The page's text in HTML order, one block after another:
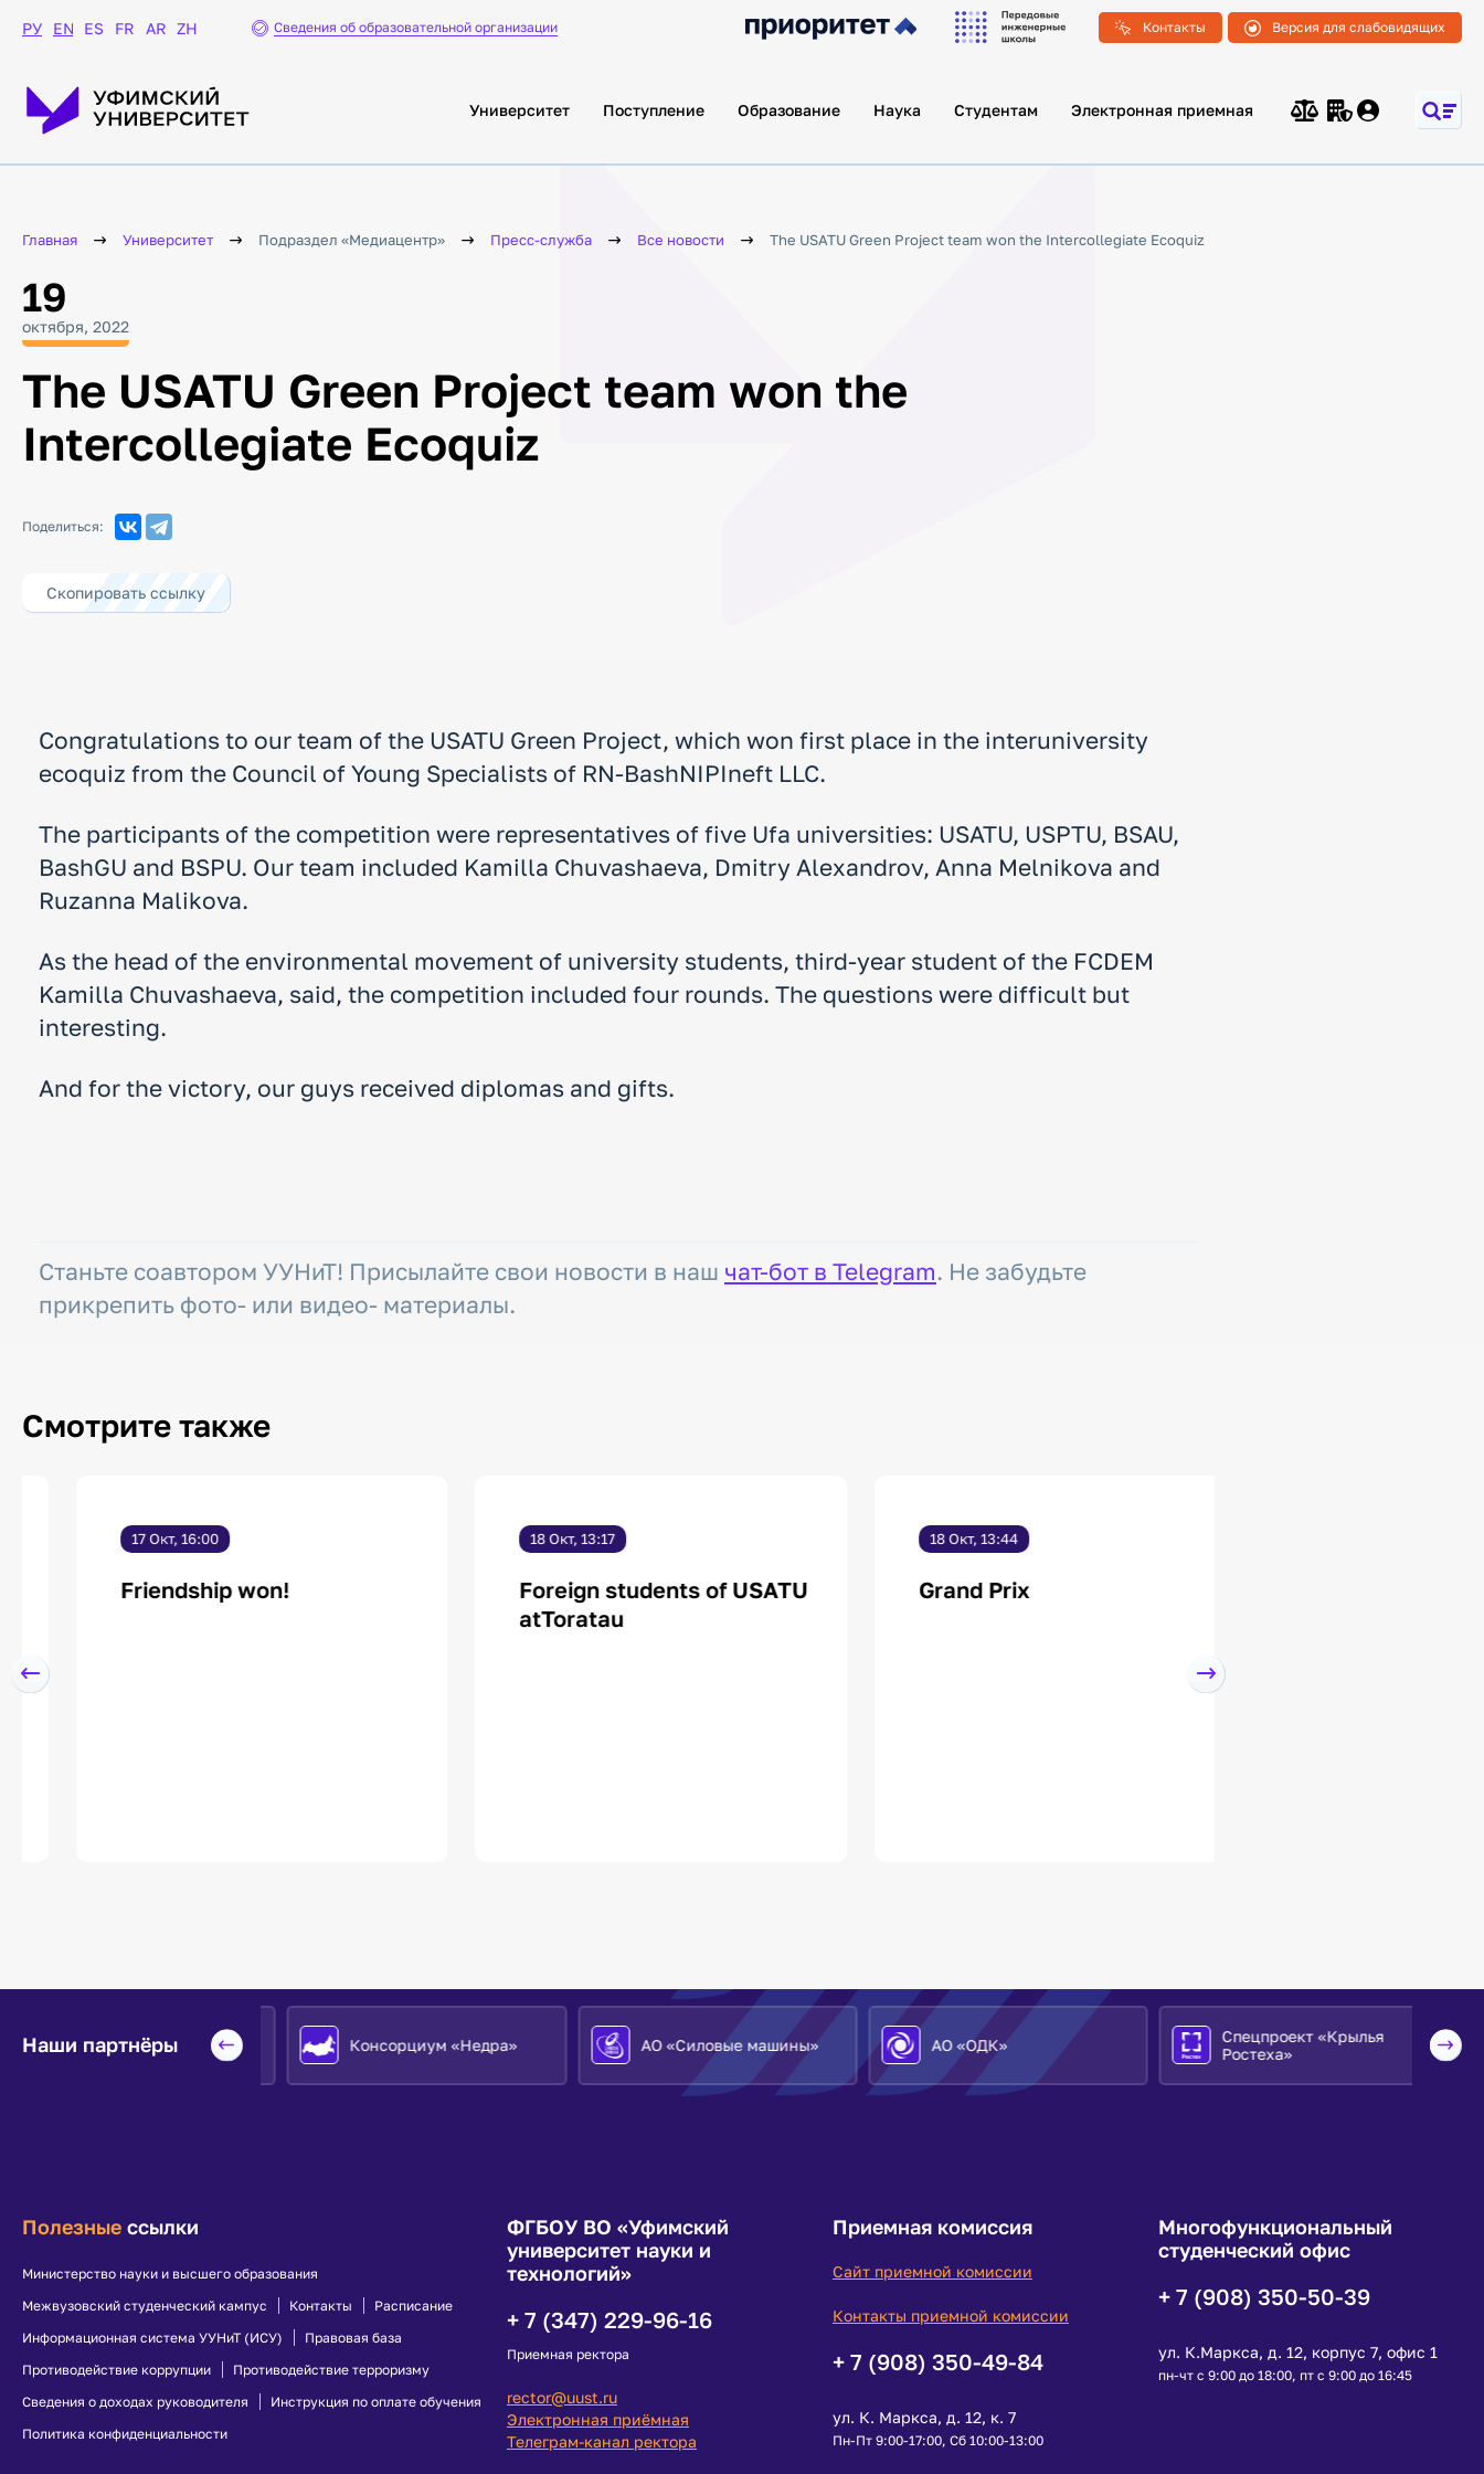
РУ EN ES FR AR ZH Сведения об образовательной организации Контакты Версия для слабовидящих
Университет Поступление Образование Наука Студентам Электронная приемная
Главная Университет Подраздел «Медиацентр» Пресс-служба Все новости The USATU Green Project team won the Intercollegiate Ecoquiz
19
октября, 2022
The USATU Green Project team won the
Intercollegiate Ecoquiz
Поделиться:
Скопировать ссылку
Congratulations to our team of the USATU Green Project, which won first place in the interuniversity
ecoquiz from the Council of Young Specialists of RN-BashNIPIneft LLC.
The participants of the competition were representatives of five Ufa universities: USATU, USPTU, BSAU,
BashGU and BSPU. Our team included Kamilla Chuvashaeva, Dmitry Alexandrov, Anna Melnikova and
Ruzanna Malikova.
As the head of the environmental movement of university students, third-year student of the FCDEM
Kamilla Chuvashaeva, said, the competition included four rounds. The questions were difficult but
interesting.
And for the victory, our guys received diplomas and gifts.
Станьте соавтором УУНиТ! Присылайте свои новости в наш чат-бот в Telegram. Не забудьте
прикрепить фото- или видео- материалы.
Смотрите также
17 Окт, 16:00
Friendship won!
18 Окт, 13:17
Foreign students of USATU
atToratau
18 Окт, 13:44
Grand Prix
Наши партнёры
Евразийский НОЦ Консорциум «Недра» АО «Силовые машины» АО «ОДК»
Спецпроект «Крылья
Ростеха»
Полезные ссылки
Министерство науки и высшего образования
Межвузовский студенческий кампус
Контакты
Расписание
Информационная система УУНиТ (ИСУ)
Правовая база
Противодействие коррупции
Противодействие терроризму
Сведения о доходах руководителя
Инструкция по оплате обучения
Политика конфиденциальности
ФГБОУ ВО «Уфимский
университет науки и
технологий»
+ 7 (347) 229-96-16
Приемная ректора
rector@uust.ru
Электронная приёмная
Телеграм-канал ректора
Приемная комиссия
Сайт приемной комиссии
Контакты приемной комиссии
+ 7 (908) 350-49-84
ул. К. Маркса, д. 12, к. 7
Пн-Пт 9:00-17:00, Сб 10:00-13:00
Многофункциональный
студенческий офис
+ 7 (908) 350-50-39
ул. К.Маркса, д. 12, корпус 7, офис 1
пн-чт с 9:00 до 18:00, пт с 9:00 до 16:45
«Приоритет 2030»
Кадровый электронный
документооборот
центр
Противодействие
Связь поколений,
духовные ценности
общероссийской
гражданской
Гармонизация
среде
Профилактика